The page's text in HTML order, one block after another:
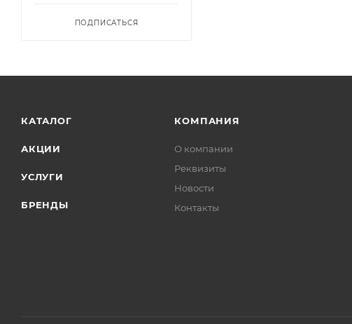
ПОДПИСАТЬСЯ
КАТАЛОГ
АКЦИИ
УСЛУГИ
БРЕНДЫ
КОМПАНИЯ
О компании
Реквизиты
Новости
Контакты